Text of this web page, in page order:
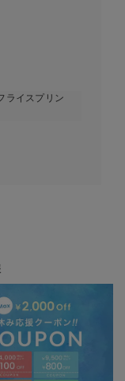
ライスプリン